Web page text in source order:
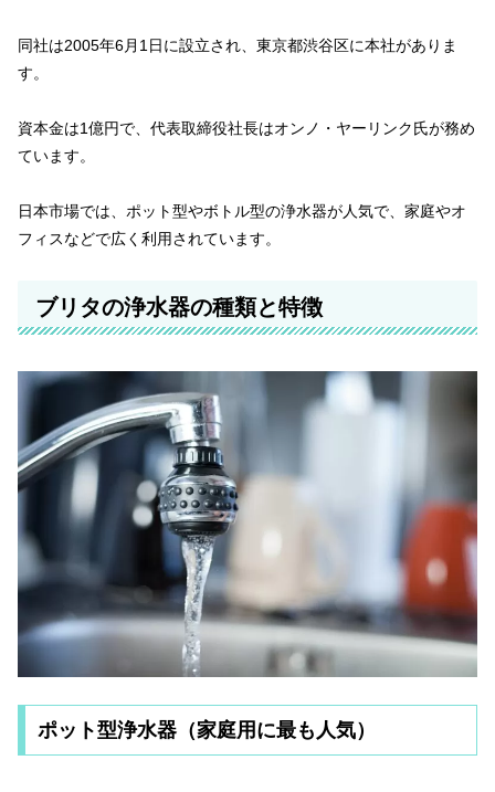
同社は2005年6月1日に設立され、東京都渋谷区に本社がありま
す。
資本金は1億円で、代表取締役社長はオンノ・ヤーリンク氏が務め
ています。
日本市場では、ポット型やボトル型の浄水器が人気で、家庭やオ
フィスなどで広く利用されています。
ブリタの浄水器の種類と特徴
ポット型浄水器（家庭用に最も人気）